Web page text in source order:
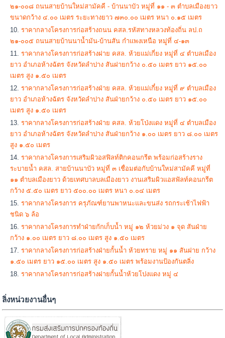
๒๑-๐๐๘ ถนนสายบ้านใหม่สามัคคี - บ้านนาบัว หมู่ที่ ๑๑ - ๓ ตำบลเมืองยาว
ขนาดกว้าง ๔.๐๐ เมตร ระยะทางยาว ๗๓๐.๐๐ เมตร หนา ๐.๑๕ เมตร
ราคากลางโครงการก่อสร้างถนน คสล.รหัสทางหลวงท้องถิ่น ลป.ถ
๒๑-๐๐๕ ถนนสายบ้านนาน้ำมัน-บ้านสัน กำแพงเหนือ หมู่ที่ ๔-๑๓
ราคากลางโครงการก่อสร้างฝาย คสล. ห้วยแม่เกี่ยง หมู่ที่ ๔ ตำบลเมือง
ยาว อำเภอห้างฉัตร จังหวัดลำปาง สันฝายกว้าง ๐.๕๐ เมตร ยาว ๑๕.๐๐
เมตร สูง ๑.๕๐ เมตร
ราคากลางโครงการก่อสร้างฝ่าย คสล. ห้วยแม่เกี๋ยง หมู่ที่ ๙ ตำบลเมือง
ยาว อำเภอห้างฉัตร จังหวัดลำปาง สันฝ่ายกว้าง ๐.๕๐ เมตร ยาว ๑๕.๐๐
เมตร สูง ๑.๕๐ เมตร
ราคากลางโครงการก่อสร้างฝ่าย คสล. ห้วยโป่งแดง หมู่ที่ ๔ ตำบลเมือง
ยาว อำเภอห้างฉัตร จังหวัดลำปาง สันฝ่ายกว้าง ๑.๐๐ เมตร ยาว ๘.๐๐ เมตร
สูง ๑.๕๐ เมตร
ราคากลางโครงการเสริมผิวอสฟิลท์ติกคอนกรีต พร้อมก่อสร้างราง
ระบายน้ำ คสล. สายบ้านนาบัว หมู่ที่ ๓ เชื่อมต่อกับบ้านใหม่สามัคคี หมู่ที่
๑๑ ตำบลเมืองยาว ด้วยเทศบาลบลเมืองยาว งานเสริมผิวแอสฟัลท์คอนกรีต
กว้าง ๕.๕๐ เมตร ยาว ๕๐๐.๐๐ เมตร หนา ๐.๐๔ เมตร
ราคากลางโครงการ ครุภัณฑ์ยานพาหนะและขนส่ง รถกระเช้าไฟฟ้า
ชนิด ๖ ล้อ
ราคากลางโครงการทำฝ่ายกักเก็บน้ำ หมู่ ๑๒ ห้วยม่วง ๑ จุด สันฝ่าย
กว้าง ๑.๐๐ เมตร ยาว ๘.๐๐ เมตร สูง ๑.๕๐ เมตร
ราคากลางโครงการก่อสร้างฝ่ายกั้นน้ำ ห้วยทราย หมู่ ๑๑ สันฝาย กว้าง
๑.๕๐ เมตร ยาว ๑๕.๐๐ เมตร สูง ๑.๕๐ เมตร พร้อมงานป้องกันตลิ่ง
ราคากลางโครงการก่อสร้างฝายกั้นน้ำห้วยโปงแดง หมู่ ๔
ลิ่งหน่วยงานอื่นๆ